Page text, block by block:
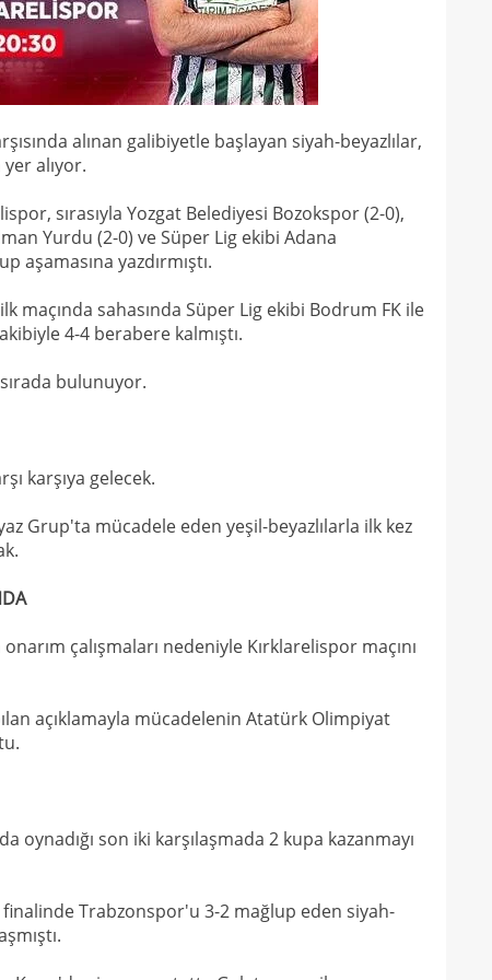
alınan galibiyetle başlayan siyah-beyazlılar,
alıyor.
sırasıyla Yozgat Belediyesi Bozokspor (2-0),
Yurdu (2-0) ve Süper Lig ekibi Adana
aşamasına yazdırmıştı.
maçında sahasında Süper Lig ekibi Bodrum FK ile
4-4 berabere kalmıştı.
bulunuyor.
karşıya gelecek.
Grup'ta mücadele eden yeşil-beyazlılarla ilk kez
çalışmaları nedeniyle Kırklarelispor maçını
açıklamayla mücadelenin Atatürk Olimpiyat
oynadığı son iki karşılaşmada 2 kupa kazanmayı
finalinde Trabzonspor'u 3-2 mağlup eden siyah-